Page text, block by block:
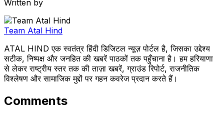
Written by
Team Atal Hind
ATAL HIND एक स्वतंत्र हिंदी डिजिटल न्यूज़ पोर्टल है, जिसका उद्देश्य
सटीक, निष्पक्ष और जनहित की खबरें पाठकों तक पहुँचाना है। हम हरियाणा
से लेकर राष्ट्रीय स्तर तक की ताज़ा खबरें, ग्राउंड रिपोर्ट, राजनीतिक
विश्लेषण और सामाजिक मुद्दों पर गहन कवरेज प्रदान करते हैं।
Comments